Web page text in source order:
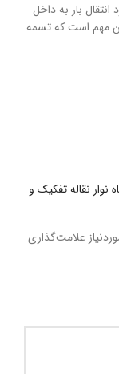
انتقال بار به داخل
آن مهم است که تسمه
نقاله تفکیک و
علامت‌گذاری